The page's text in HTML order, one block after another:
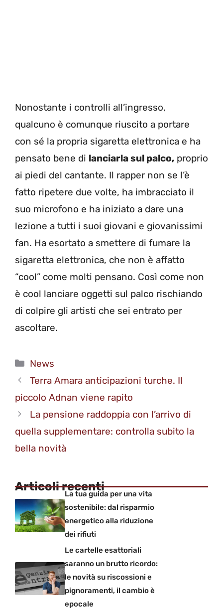
Nonostante i controlli all’ingresso,
qualcuno è comunque riuscito a portare
con sé la propria sigaretta elettronica e ha
pensato bene di lanciarla sul palco, proprio
ai piedi del cantante. Il rapper non se l’è
fatto ripetere due volte, ha imbracciato il
suo microfono e ha iniziato a dare una
lezione a tutti i suoi giovani e giovanissimi
fan. Ha esortato a smettere di fumare la
sigaretta elettronica, che non è affatto
“cool” come molti pensano. Così come non
è cool lanciare oggetti sul palco rischiando
di colpire gli artisti che sei entrato per
ascoltare.
Categorie
News
Terra Amara anticipazioni turche. Il
piccolo Adnan viene rapito
La pensione raddoppia con l’arrivo di
quella supplementare: controlla subito la
bella novità
Articoli recenti
La tua guida per una vita
sostenibile: dal risparmio
energetico alla riduzione
dei rifiuti
Le cartelle esattoriali
saranno un brutto ricordo:
le novità su riscossioni e
pignoramenti, il cambio è
epocale